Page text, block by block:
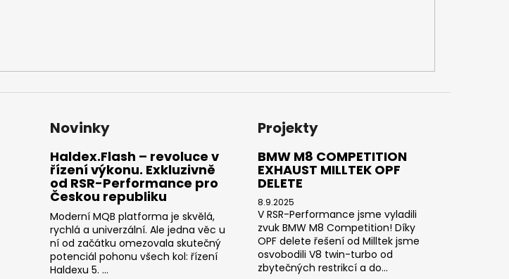
Novinky
Haldex.Flash – revoluce v
řízení výkonu. Exkluzivně
od RSR-Performance pro
Českou republiku
Moderní MQB platforma je skvělá,
rychlá a univerzální. Ale jedna věc u
ní od začátku omezovala skutečný
potenciál pohonu všech kol: řízení
Haldexu 5. ...
Projekty
BMW M8 COMPETITION
EXHAUST MILLTEK OPF
DELETE
8.9.2025
V RSR-Performance jsme vyladili
zvuk BMW M8 Competition! Díky
OPF delete řešení od Milltek jsme
osvobodili V8 twin-turbo od
zbytečných restrikcí a do...